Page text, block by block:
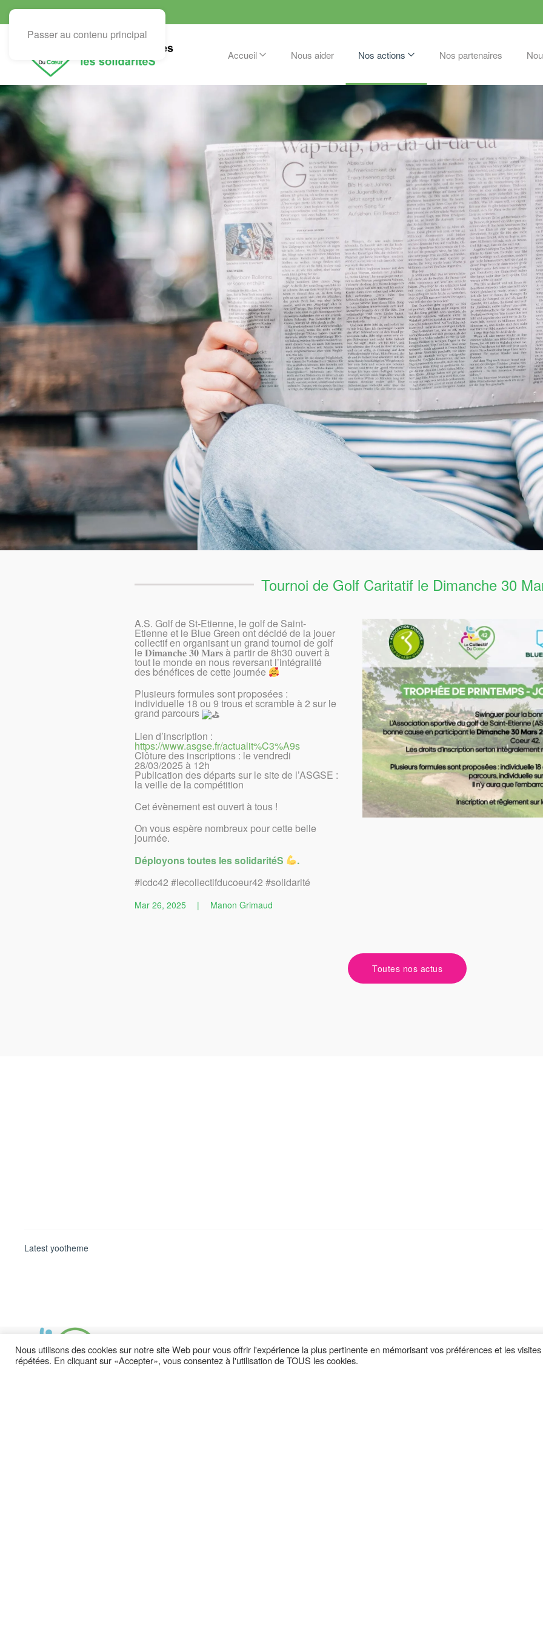
Passer au contenu principal
Accueil Nous aider Nos actions Nos partenaires
Tournoi de Golf Caritatif le Dimanche 30
A.S. Golf de St-Etienne, le golf de Saint-
Etienne et le Blue Green ont décidé de la jouer
collectif en organisant un grand tournoi de golf
le 𝐃𝐢𝐦𝐚𝐧𝐜𝐡𝐞 𝟑𝟎 𝐌𝐚𝐫𝐬 à partir de 8h30 ouvert à
tout le monde en nous reversant l’intégralité
des bénéfices de cette journée
Plusieurs formules sont proposées :
individuelle 18 ou 9 trous et scramble à 2 sur le
grand parcours
Lien d’inscription :
https://www.asgse.fr/actualit%C3%A9s
Clôture des inscriptions : le vendredi
28/03/2025 à 12h
Publication des départs sur le site de l’ASGSE :
la veille de la compétition
Cet évènement est ouvert à tous !
On vous espère nombreux pour cette belle
journée.
Déployons toutes les solidaritéS
.
#lcdc42 #lecollectifducoeur42 #solidarité
Mar 26, 2025 | Manon Grimaud
Toutes nos actus
Latest yootheme
Retrouvez nous sur :
Nous utilisons des cookies sur notre site Web pour vous offrir l'expérience la plus pertinente en mémorisant vos préférences et les visites
répétées. En cliquant sur «Accepter», vous consentez à l'utilisation de TOUS les cookies.